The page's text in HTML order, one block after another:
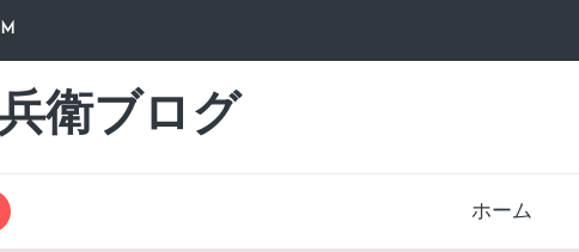
衛ブログ
ホーム